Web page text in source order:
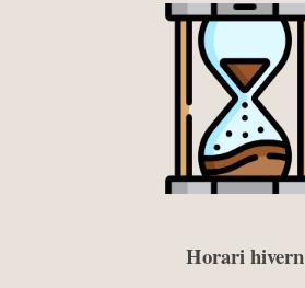
Horari hivern